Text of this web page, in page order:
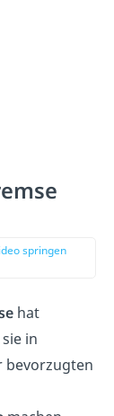
springen
hat
in
bevorzugten